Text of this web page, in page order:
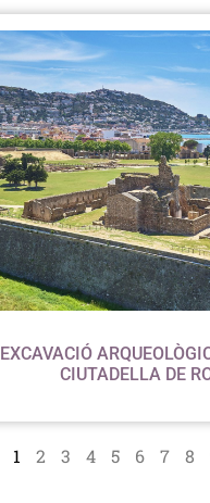
EXCAVACIÓ
CIUTADELLA DE
1 2 3 4 5 6 7 8